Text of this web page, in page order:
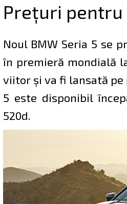
Preţuri pentru
Noul BMW Seria 5 se
în premieră mondială
viitor şi va fi lansată pe
5 este disponibil
520d.